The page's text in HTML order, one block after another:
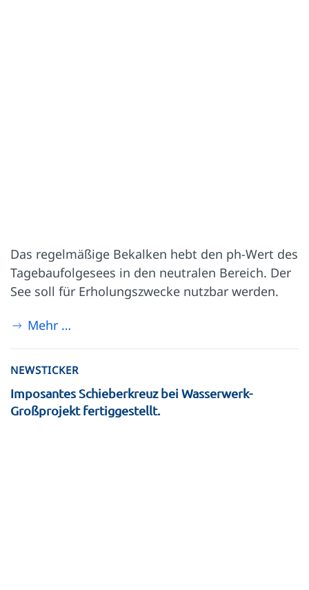
Das regelmäßige Bekalken hebt den ph-Wert des
Tagebaufolgesees in den neutralen Bereich. Der
See soll für Erholungszwecke nutzbar werden.
Mehr …
NEWSTICKER
Imposantes Schieberkreuz bei Wasserwerk-
Großprojekt fertiggestellt.